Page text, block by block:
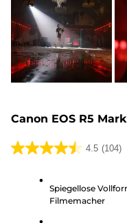
Canon EOS R5
4.5 (104)
4.5
Sternen.
Spiegellose
Filmemacher